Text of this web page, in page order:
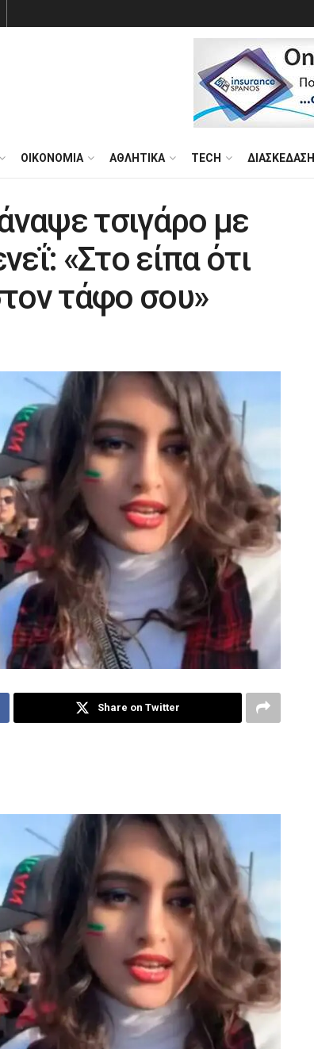
ΟΙΚΟΝΟΜΙΑ ΑΘΛΗΤΙΚΑ TECH ΔΙΑΣΚΕΔΑΣΗ
τσιγάρο με
«Στο είπα ότι
τάφο σου»
Share on Twitter